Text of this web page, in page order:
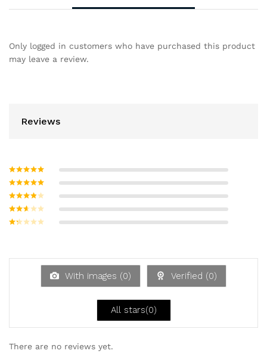
Only logged in customers who have purchased this product
may leave a review.
Reviews
Bewertet mit
Bewertet
5
Bewerte
von 5
Bew
et
With images (0) Verified (0)
All stars(0)
There are no reviews yet.